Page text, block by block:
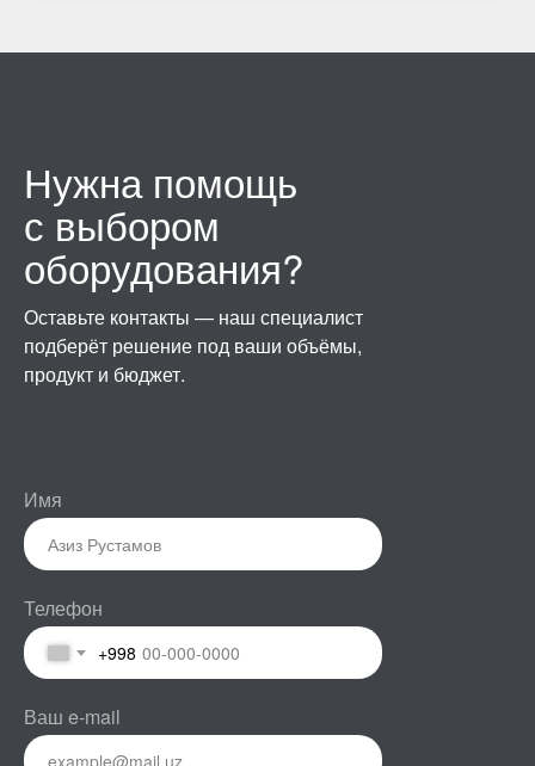
Оставьте контакты — наш специалист
подберёт решение под ваши объёмы,
продукт и бюджет.
Нужна помощь
с выбором
оборудования?
Имя
Телефон
+998
Ваш e-mail